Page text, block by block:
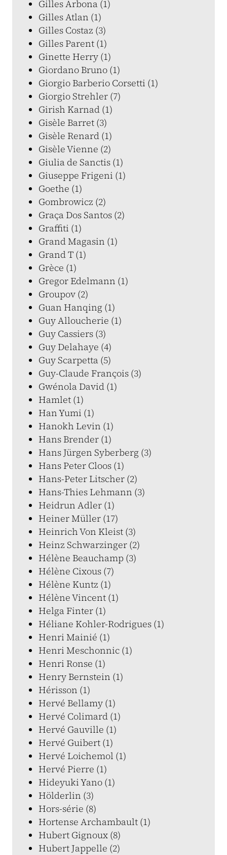
Gilles Arbona (1)
Gilles Atlan (1)
Gilles Costaz (3)
Gilles Parent (1)
Ginette Herry (1)
Giordano Bruno (1)
Giorgio Barberio Corsetti (1)
Giorgio Strehler (7)
Girish Karnad (1)
Gisèle Barret (3)
Gisèle Renard (1)
Gisèle Vienne (2)
Giulia de Sanctis (1)
Giuseppe Frigeni (1)
Goethe (1)
Gombrowicz (2)
Graça Dos Santos (2)
Graffiti (1)
Grand Magasin (1)
Grand T (1)
Grèce (1)
Gregor Edelmann (1)
Groupov (2)
Guan Hanqing (1)
Guy Alloucherie (1)
Guy Cassiers (3)
Guy Delahaye (4)
Guy Scarpetta (5)
Guy-Claude François (3)
Gwénola David (1)
Hamlet (1)
Han Yumi (1)
Hanokh Levin (1)
Hans Brender (1)
Hans Jürgen Syberberg (3)
Hans Peter Cloos (1)
Hans-Peter Litscher (2)
Hans-Thies Lehmann (3)
Heidrun Adler (1)
Heiner Müller (17)
Heinrich Von Kleist (3)
Heinz Schwarzinger (2)
Hélène Beauchamp (3)
Hélène Cixous (7)
Hélène Kuntz (1)
Hélène Vincent (1)
Helga Finter (1)
Héliane Kohler-Rodrigues (1)
Henri Mainié (1)
Henri Meschonnic (1)
Henri Ronse (1)
Henry Bernstein (1)
Hérisson (1)
Hervé Bellamy (1)
Hervé Colimard (1)
Hervé Gauville (1)
Hervé Guibert (1)
Hervé Loichemol (1)
Hervé Pierre (1)
Hideyuki Yano (1)
Hölderlin (3)
Hors-série (8)
Hortense Archambault (1)
Hubert Gignoux (8)
Hubert Jappelle (2)